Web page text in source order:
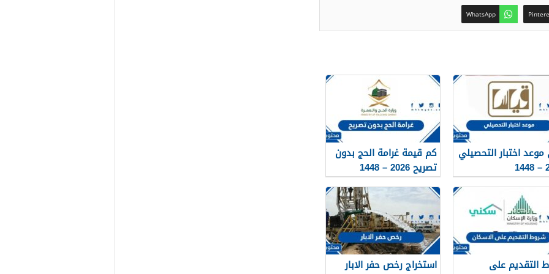
WhatsApp
اختبار التحصيلي
كم قيمة غرامة الحج بدون
تصريح 2026 – 1448
التقديم على
استخراج رخص حفر الابار